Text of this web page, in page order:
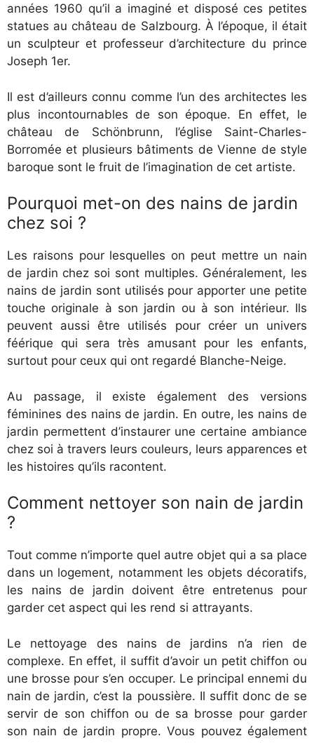
années 1960 qu’il a imaginé et disposé ces petites
statues au château de Salzbourg. À l’époque, il était
un sculpteur et professeur d’architecture du prince
Joseph 1er.
Il est d’ailleurs connu comme l’un des architectes les
plus incontournables de son époque. En effet, le
château de Schönbrunn, l’église Saint-Charles-
Borromée et plusieurs bâtiments de Vienne de style
baroque sont le fruit de l’imagination de cet artiste.
Pourquoi met-on des nains de jardin
chez soi ?
Les raisons pour lesquelles on peut mettre un nain
de jardin chez soi sont multiples. Généralement, les
nains de jardin sont utilisés pour apporter une petite
touche originale à son jardin ou à son intérieur. Ils
peuvent aussi être utilisés pour créer un univers
féérique qui sera très amusant pour les enfants,
surtout pour ceux qui ont regardé Blanche-Neige.
Au passage, il existe également des versions
féminines des nains de jardin. En outre, les nains de
jardin permettent d’instaurer une certaine ambiance
chez soi à travers leurs couleurs, leurs apparences et
les histoires qu’ils racontent.
Comment nettoyer son nain de jardin
?
Tout comme n’importe quel autre objet qui a sa place
dans un logement, notamment les objets décoratifs,
les nains de jardin doivent être entretenus pour
garder cet aspect qui les rend si attrayants.
Le nettoyage des nains de jardins n’a rien de
complexe. En effet, il suffit d’avoir un petit chiffon ou
une brosse pour s’en occuper. Le principal ennemi du
nain de jardin, c’est la poussière. Il suffit donc de se
servir de son chiffon ou de sa brosse pour garder
son nain de jardin propre. Vous pouvez également